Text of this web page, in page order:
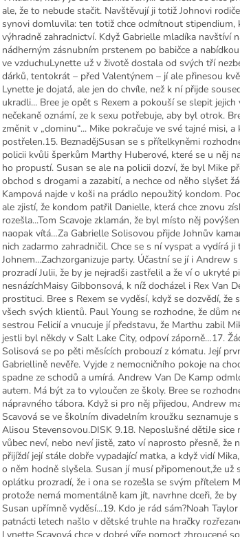
ale, že to nebude stačit. Navštěvují ji totiž Johnovi
synovi domluvila: ten totiž chce odmítnout stipendium,
výhradně zahradnictví. Když Gabrielle mladíka navštíví
nádherným zásnubním prstenem po babičce a
ve vzduchuLynette už v životě dostala od svých tří
dárků, tentokrát – před Valentýnem – jí ale přinesou
Lynette je dojatá, ale jen do chvíle, než k ní přijde
ukradli... Bree je opět s Rexem a pokouší se slepit
nečekaně oznámí, ze k sexu potřebuje, aby byl otrok.
změnit v „dominu“... Mike pokračuje ve své tajné misi,
postřelen.15. BeznadějSusan se s přítelkyněmi
policii kvůli šperkům Marthy Huberové, které se u něj
ho propustí. Susan se ale na policii dozví, že byl Mike
obchod s drogami a zazabití, a nechce od něho slyšet
Kampová najde v koši na prádlo nepoužitý kondom.
ale zjistí, že kondom patřil Danielle, která chce znovu
rozešla...Tom Scavoje zklamán, že byl místo něj
naopak vítá…Za Gabrielle Solisovou přijde Johnův
nich zadarmo zahradničil. Chce se s ní vyspat a vydírá
Johnem...Zachzorganizuje party. Účastní se jí i Andrew
prozradí Julii, že by je nejradši zastřelil a že ví o ukryté
nesnázíchMaisy Gibbonsová, k níž docházel i Rex Van
prostituci. Bree s Rexem se vyděsí, když se dozvědí, že
všech svých klientů. Paul Young se rozhodne, že dům
sestrou Felicií a vnucuje jí představu, že Marthu zabil
jestli byl někdy v Salt Lake City, odpoví záporně…17.
Solisová se po pěti měsících probouzí z kómatu. Její
Gabriellině nevěře. Vyjde z nemocničního pokoje na
spadne ze schodů a umírá. Andrew Van De Kamp
autem. Má být za to vyloučen ze školy. Bree se
nápravného tábora. Když si pro něj přijedou, Andrew
Scavová se ve školním divadelním kroužku seznamuje
Alisou Stevensovou.DISK 9.18. Neposlušné dětiJe
vůbec neví, nebo neví jistě, zato ví naprosto přesně, že
přijíždí její stále dobře vypadající matka, a když vidí
o něm hodně slyšela. Susan jí musí připomenout,že už
oplátku prozradí, že i ona se rozešla se svým přítelem
protože nemá momentálně kam jít, navrhne dceři, že
Susan upřímně vyděsí...19. Kdo je rád sám?Noah
patnácti letech našlo v dětské truhle na hračky
Lynette Scavová chce v dobré víře pomoct zhroucené